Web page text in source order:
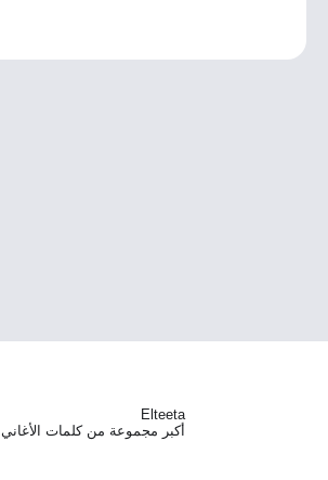
Elteeta
أكبر مجموعة من كلمات الأغاني